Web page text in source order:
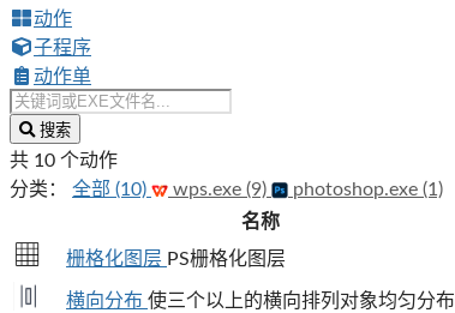
动作
子程序
动作单
搜索
共 10 个动作
分类：
全部 (10) wps.exe (9)
photoshop.exe (1)
名称
栅格化图层 PS栅格化图层
横向分布 使三个以上的横向排列对象均匀分布